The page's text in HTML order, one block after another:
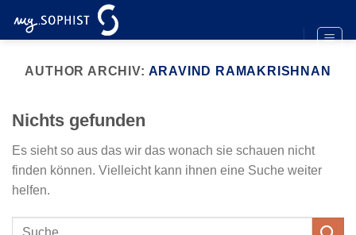
Inhalt
AUTHOR ARCHIV: ARAVIND RAMAKRISHNAN
Nichts gefunden
Es sieht so aus das wir das wonach sie schauen nicht
finden können. Vielleicht kann ihnen eine Suche weiter
helfen.